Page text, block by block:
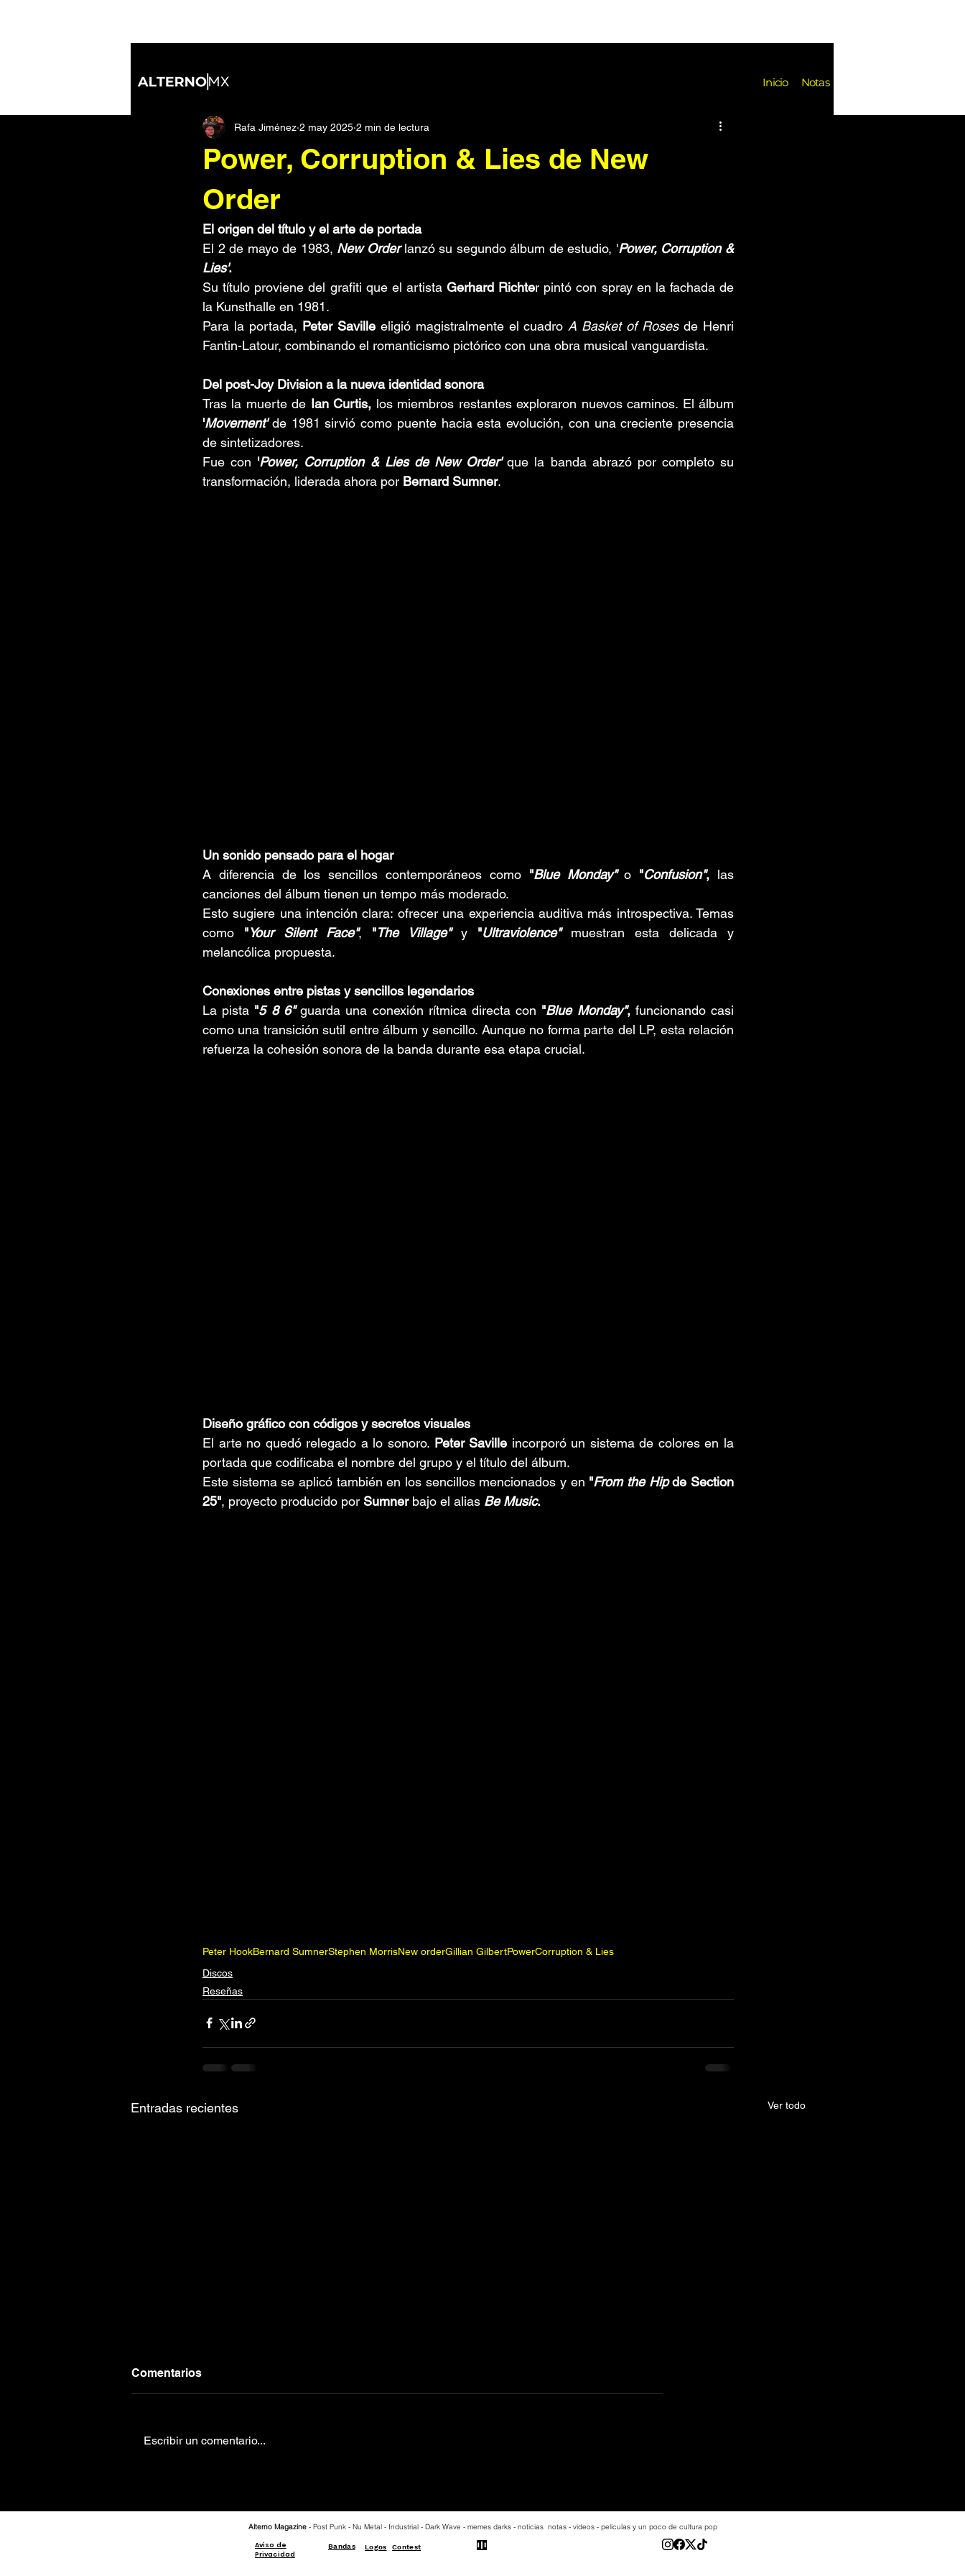
Inicio Notas
Industrial
Inteligencia Artificial IDM/Electrónica Podcast Festivales
Soundtracks Noticias
Tecnología De ida y vuelta SXPress Magazine Todo Conciertos
Power, Corruption & Lies de New
Order
Rafa Jiménez 2 may 2025 2 min de lectura
El origen del título y el arte de portada
El 2 de mayo de 1983, New Order lanzó su segundo álbum de estudio, 'Power, Corruption &
Lies'.
Su título proviene del grafiti que el artista Gerhard Richter pintó con spray en la fachada de
la Kunsthalle en 1981.
Para la portada, Peter Saville eligió magistralmente el cuadro A Basket of Roses de Henri
Fantin-Latour, combinando el romanticismo pictórico con una obra musical vanguardista.
Del post-Joy Division a la nueva identidad sonora
Tras la muerte de Ian Curtis,
'Movement' de 1981 sirvió como puente hacia esta evolución, con una creciente presencia
de sintetizadores.
Fue con 'Power, Corruption & Lies de New Order' que la banda abrazó por completo su
transformación, liderada ahora por Bernard Sumner.
Un sonido pensado para el hogar
A diferencia de los sencillos contemporáneos como "Blue Monday" o "Confusion", las
canciones del álbum tienen un tempo más moderado.
Esto sugiere una intención clara: ofrecer una experiencia auditiva más introspectiva. Temas
como "Your Silent Face", "The Village" y "Ultraviolence" muestran esta delicada y
melancólica propuesta.
Conexiones entre pistas y sencillos legendarios
La pista "5 8 6" guarda una conexión rítmica directa con "Blue Monday", funcionando casi
como una transición sutil entre álbum y sencillo. Aunque no forma parte del LP, esta relación
refuerza la cohesión sonora de la banda durante esa etapa crucial.
Diseño gráfico con códigos y secretos visuales
El arte no quedó relegado a lo sonoro. Peter Saville incorporó un sistema de colores en la
portada que codificaba el nombre del grupo y el título del álbum.
Este sistema se aplicó también en los sencillos mencionados y en "From the Hip de Section
25", proyecto producido por Sumner bajo el alias Be Music.
Peter HookBernard SumnerStephen MorrisNew orderGillian GilbertPowerCorruption & Lies
Discos
Reseñas
Entradas recientes Ver todo
transformó la música
Comentarios
Escribir un comentario...
Alterno Magazine- Post Punk - Nu Metal - Industrial - Dark Wave - memes darks - noticias notas - videos - películas y un poco de cultura pop
Aviso de
Privacidad
Bandas Logos Contest